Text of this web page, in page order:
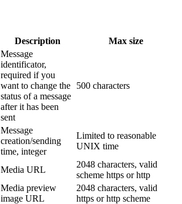
Description Max size
Message
identificator,
required if you
want to change the
status of a message
after it has been
sent
500 characters
Message
creation/sending
time, integer
Limited to reasonable
UNIX time
Media URL
2048 characters, valid
scheme https or http
Media preview
image URL
2048 characters, valid
https or http scheme